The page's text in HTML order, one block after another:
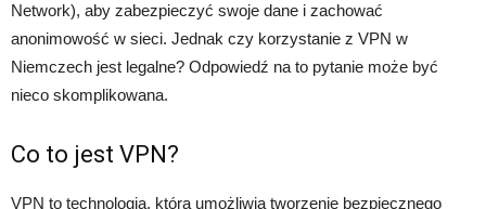
Network), aby zabezpieczyć swoje dane i zachować
anonimowość w sieci. Jednak czy korzystanie z VPN w
Niemczech jest legalne? Odpowiedź na to pytanie może być
nieco skomplikowana.
Co to jest VPN?
VPN to technologia, która umożliwia tworzenie bezpiecznego